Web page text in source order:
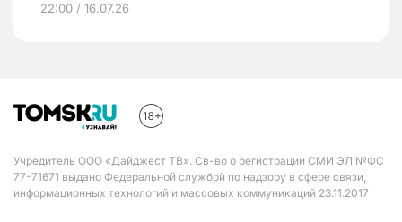
22:00 / 16.07.26
Учредитель ООО «Дайджест ТВ». Св-во о регистрации СМИ ЭЛ №ФС
77-71671 выдано Федеральной службой по надзору в сфере связи,
информационных технологий и массовых коммуникаций 23.11.2017